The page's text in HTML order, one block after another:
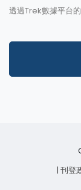
透過Trek數據平台
| 刊登